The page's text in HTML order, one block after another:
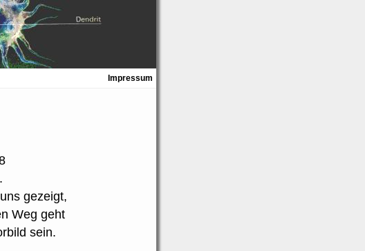
Impressum
gezeigt,
Weg geht
sein.